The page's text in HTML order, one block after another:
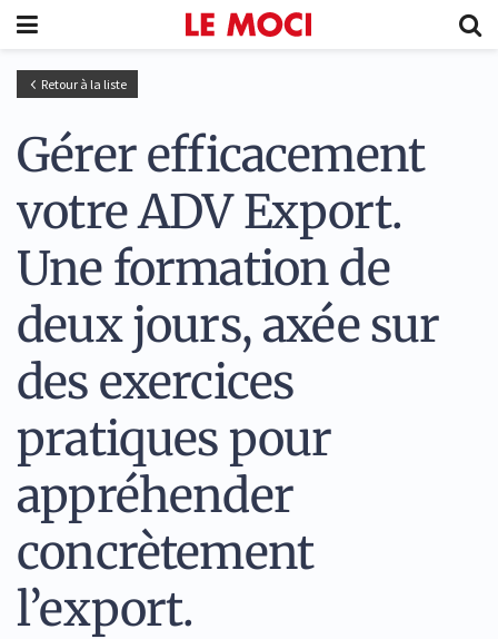
Retour à la liste
Gérer efficacement
votre ADV Export.
Une formation de
deux jours, axée sur
des exercices
pratiques pour
appréhender
concrètement
l’export.